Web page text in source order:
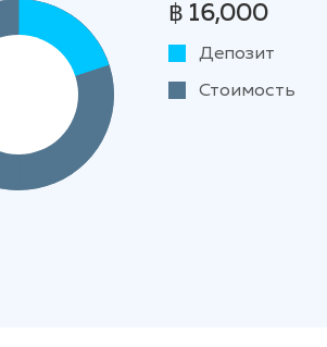
฿ 16,000
Депозит
Стоимость